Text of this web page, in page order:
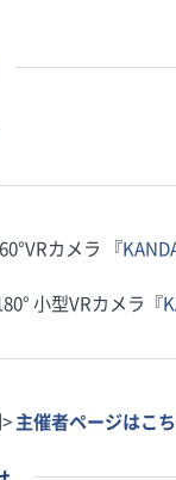
カメラ 『
小型VRカメラ『
主催者ページはこ